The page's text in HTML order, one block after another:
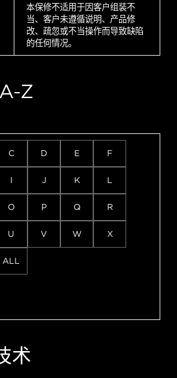
本保修不适用于因客户组装不
当、客户未遵循说明、产品修
改、疏忽或不当操作而导致缺陷
的任何情况。
Z
C D E F
I J K L
O P Q R
U V W X
ALL
术